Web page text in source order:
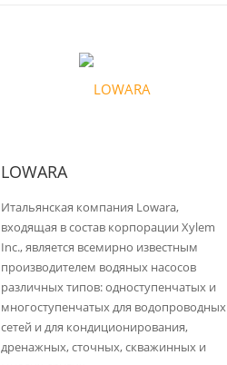
LOWARA
Итальянская компания Lowara,
входящая в состав корпорации Xylem
Inc., является всемирно известным
производителем водяных насосов
различных типов: одноступенчатых и
многоступенчатых для водопроводных
сетей и для кондиционирования,
дренажных, сточных, скважинных и